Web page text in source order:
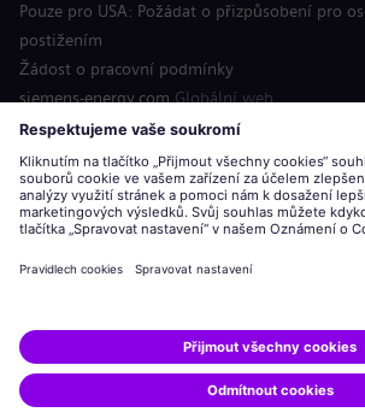
Pouze pro USA: Požádat o přizpůsobení pro
postižením
Žádost o pracovní podmínky
siemens-energy.com Globální web
Informace o společnosti
Oznámení o
Oznámení o souborech cookie
Podmínky
Digitální identifikační číslo
Siemens AG.
© Siemens Energy, 2020 - 2026